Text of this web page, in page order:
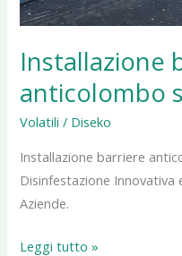
Installazione
anticolombo
Volatili / Diseko
Installazione barriere
Disinfestazione Innovativa
Aziende.
Leggi tutto »